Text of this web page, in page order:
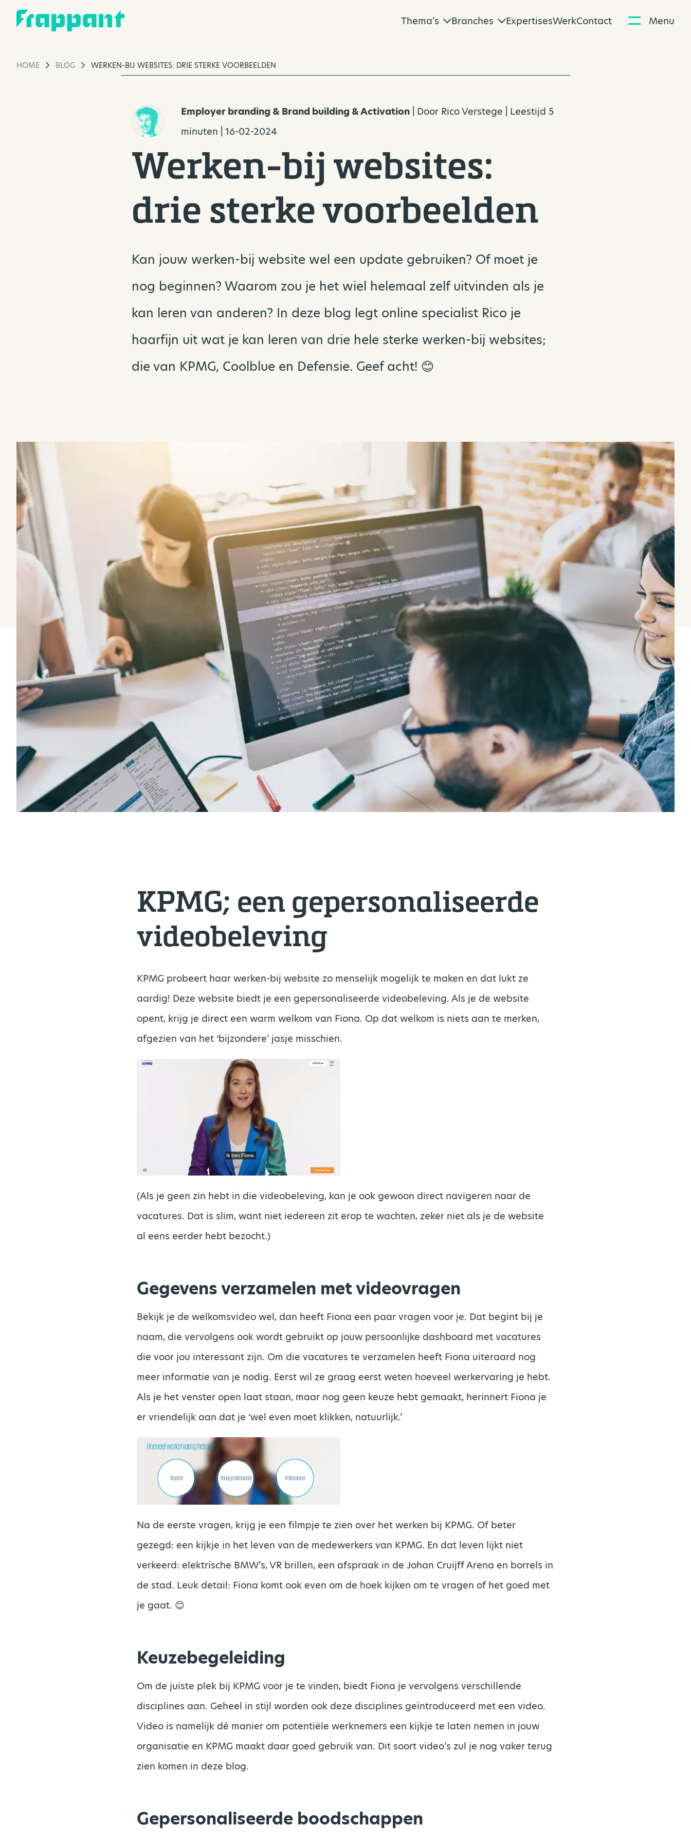
Thema’s Branches ExpertisesWerkContact Menu
HOME BLOG WERKEN-BIJ WEBSITES: DRIE STERKE VOORBEELDEN
Employer branding & Brand building & Activation | Door Rico Verstege | Leestijd 5
minuten | 16-02-2024
Werken-bij websites:
drie sterke voorbeelden
Kan jouw werken-bij website wel een update gebruiken? Of moet je
nog beginnen? Waarom zou je het wiel helemaal zelf uitvinden als je
kan leren van anderen? In deze blog legt online specialist Rico je
haarfijn uit wat je kan leren van drie hele sterke werken-bij websites;
die van KPMG, Coolblue en Defensie. Geef acht! 😊
KPMG; een gepersonaliseerde
videobeleving
KPMG probeert haar werken-bij website zo menselijk mogelijk te maken en dat lukt ze
aardig! Deze website biedt je een gepersonaliseerde videobeleving. Als je de website
opent, krijg je direct een warm welkom van Fiona. Op dat welkom is niets aan te merken,
afgezien van het ‘bijzondere’ jasje misschien.
(Als je geen zin hebt in die videobeleving, kan je ook gewoon direct navigeren naar de
vacatures. Dat is slim, want niet iedereen zit erop te wachten, zeker niet als je de website
al eens eerder hebt bezocht.)
Gegevens verzamelen met videovragen
Bekijk je de welkomsvideo wel, dan heeft Fiona een paar vragen voor je. Dat begint bij je
naam, die vervolgens ook wordt gebruikt op jouw persoonlijke dashboard met vacatures
die voor jou interessant zijn. Om die vacatures te verzamelen heeft Fiona uiteraard nog
meer informatie van je nodig. Eerst wil ze graag eerst weten hoeveel werkervaring je hebt.
Als je het venster open laat staan, maar nog geen keuze hebt gemaakt, herinnert Fiona je
er vriendelijk aan dat je ‘wel even moet klikken, natuurlijk.’
Na de eerste vragen, krijg je een filmpje te zien over het werken bij KPMG. Of beter
gezegd: een kijkje in het leven van de medewerkers van KPMG. En dat leven lijkt niet
verkeerd: elektrische BMW’s, VR brillen, een afspraak in de Johan Cruijff Arena en borrels in
de stad. Leuk detail: Fiona komt ook even om de hoek kijken om te vragen of het goed met
je gaat. 😊
Keuzebegeleiding
Om de juiste plek bij KPMG voor je te vinden, biedt Fiona je vervolgens verschillende
disciplines aan. Geheel in stijl worden ook deze disciplines geïntroduceerd met een video.
Video is namelijk dé manier om potentiële werknemers een kijkje te laten nemen in jouw
organisatie en KPMG maakt daar goed gebruik van. Dit soort video’s zul je nog vaker terug
zien komen in deze blog.
Gepersonaliseerde boodschappen